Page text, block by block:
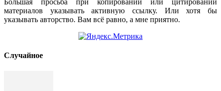
Большая просьба при копировании или цитировании
материалов указывать активную ссылку. Или хотя бы
указывать авторство. Вам всё равно, а мне приятно.
Cлучайное